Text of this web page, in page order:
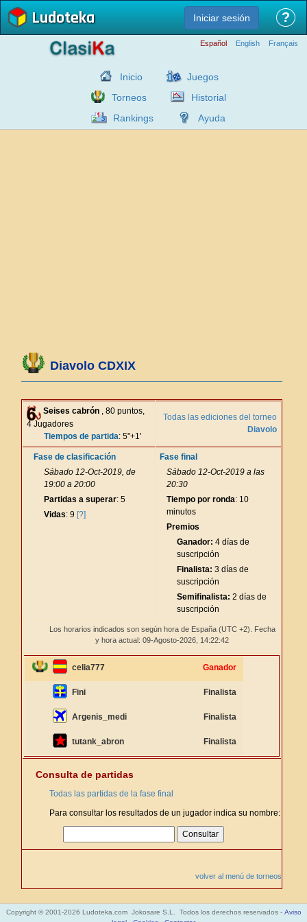
Ludoteka Iniciar sesión ?
Español English Français
Inicio
Juegos
Torneos
Historial
Rankings
Ayuda
Diavolo CDXIX
Seises cabrón , 80 puntos,
4 Jugadores
Tiempos de partida: 5"+1'
Todas las ediciones del torneo
Diavolo
Fase de clasificación
Sábado 12-Oct-2019, de
19:00 a 20:00
Partidas a superar: 5
Vidas: 9 [?]
Fase final
Sábado 12-Oct-2019 a las
20:30
Tiempo por ronda: 10
minutos
Premios
Ganador: 4 días de
suscripción
Finalista: 3 días de
suscripción
Semifinalista: 2 días de
suscripción
Los horarios indicados son según hora de España (UTC +2). Fecha
y hora actual: 09-Agosto-2026, 14:22:42
celia777 Ganador
Fini Finalista
Argenis_medi Finalista
tutank_abron Finalista
Consulta de partidas
Todas las partidas de la fase final
Para consultar los resultados de un jugador indica su nombre:
volver al menú de torneos
Copyright © 2001-2026 Ludoteka.com Jokosare S.L. Todos los derechos reservados - Aviso